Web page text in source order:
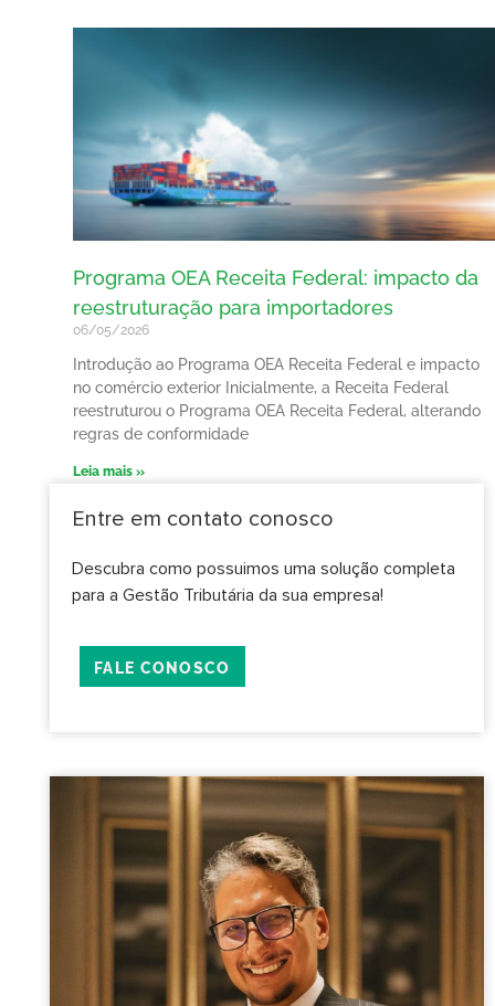
Programa OEA Receita Federal: impacto da
reestruturação para importadores
06/05/2026
Introdução ao Programa OEA Receita Federal e impacto
no comércio exterior Inicialmente, a Receita Federal
reestruturou o Programa OEA Receita Federal, alterando
regras de conformidade
Leia mais »
Entre em contato conosco
Descubra como possuimos uma solução completa
para a Gestão Tributária da sua empresa!
FALE CONOSCO